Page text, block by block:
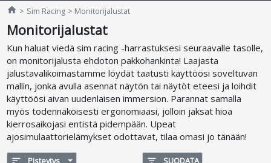
home Jimms.fi
Sim Racing Monitorijalustat
Monitorijalustat
Kun haluat viedä sim racing -harrastuksesi seuraavalle tasolle,
on monitorijalusta ehdoton pakkohankinta! Laajasta
jalustavalikoimastamme löydät taatusti käyttöösi soveltuvan
mallin, jonka avulla asennat näytön tai näytöt eteesi ja loihdit
käyttöösi aivan uudenlaisen immersion. Parannat samalla
myös todennäköisesti ergonomiaasi, jolloin jaksat hioa
kierrosaikojasi entistä pidempään. Upeat
ajosimulaattorielämykset odottavat, tilaa omasi jo tänään!
sort Pisteytys filter_list SUODATA